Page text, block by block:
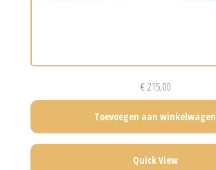
€215,00
Toevoegen aan winkelwagen
Quick View